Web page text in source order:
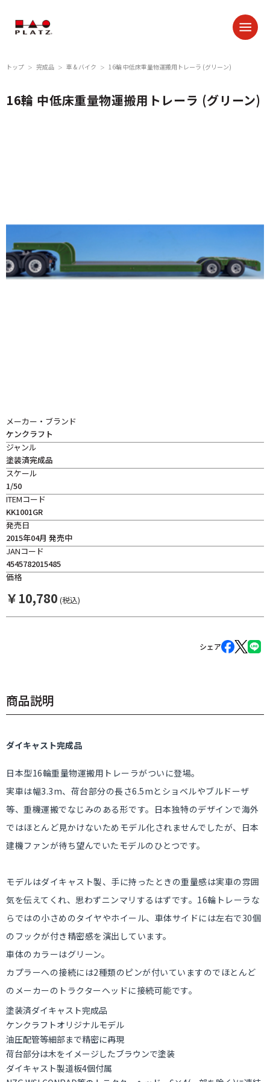
トップ ＞ 完成品 ＞ 車 & バイク ＞ 16輪 中低床重量物運搬用トレーラ (グリーン)
16輪 中低床重量物運搬用トレーラ (グリーン)
メーカー・ブランド
ケンクラフト
ジャンル
塗装済完成品
スケール
1/50
ITEMコード
KK1001GR
発売日
2015年04月 発売中
JANコード
4545782015485
価格
￥10,780 (税込)
シェア
商品説明
ダイキャスト完成品
日本型16輪重量物運搬用トレーラがついに登場。
実車は幅3.3m、荷台部分の長さ6.5mとショベルやブルドーザ
等、重機運搬でなじみのある形です。日本独特のデザインで海外
ではほとんど見かけないためモデル化されませんでしたが、日本
建機ファンが待ち望んでいたモデルのひとつです。
モデルはダイキャスト製、手に持ったときの重量感は実車の雰囲
気を伝えてくれ、思わずニンマリするはずです。16輪トレーラな
らではの小さめのタイヤやホイール、車体サイドには左右で30個
のフックが付き精密感を演出しています。
車体のカラーはグリーン。
カプラーへの接続には2種類のピンが付いていますのでほとんど
のメーカーのトラクターヘッドに接続可能です。
塗装済ダイキャスト完成品
ケンクラフトオリジナルモデル
油圧配管等細部まで精密に再現
荷台部分は木をイメージしたブラウンで塗装
ダイキャスト製道板4個付属